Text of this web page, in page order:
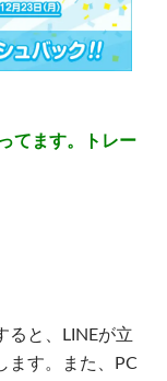
てます。トレー
ると、LINEが立
ます。また、PC